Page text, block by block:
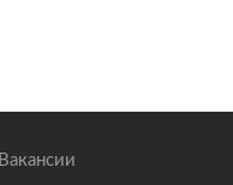
Вакансии